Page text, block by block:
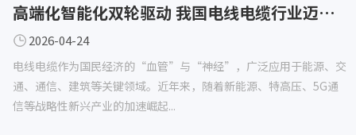
高端化智能化双轮驱动 我国电线电缆行业迈向高质量发展新阶段
2026-04-24
电线电缆作为国民经济的“血管”与“神经”，广泛应用于能源、交
通、通信、建筑等关键领域。近年来，随着新能源、特高压、5G通
信等战略性新兴产业的加速崛起...